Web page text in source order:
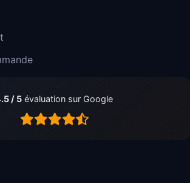
/ 5 évaluation sur Google